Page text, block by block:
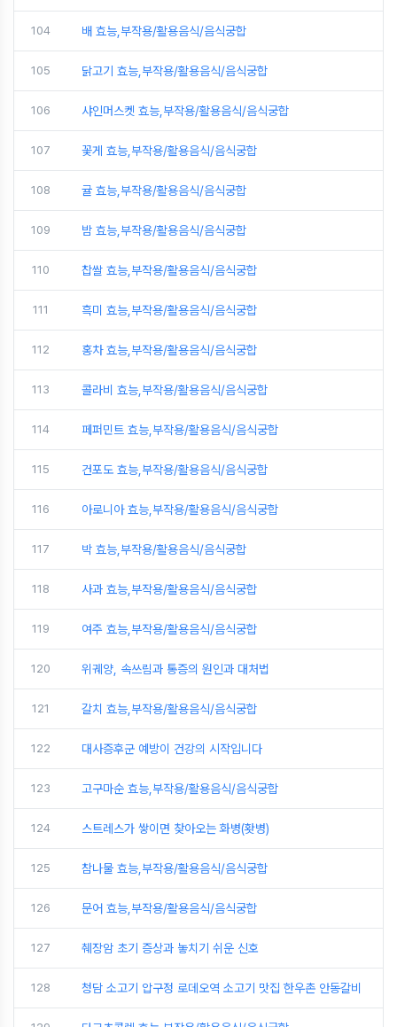
104 배 효능,부작용/활용음식/음식궁합
105 닭고기 효능,부작용/활용음식/음식궁합
106 샤인머스켓 효능,부작용/활용음식/음식궁합
107 꽃게 효능,부작용/활용음식/음식궁합
108 귤 효능,부작용/활용음식/음식궁합
109 밤 효능,부작용/활용음식/음식궁합
110 찹쌀 효능,부작용/활용음식/음식궁합
111 흑미 효능,부작용/활용음식/음식궁합
112 홍차 효능,부작용/활용음식/음식궁합
113 콜라비 효능,부작용/활용음식/음식궁합
114 페퍼민트 효능,부작용/활용음식/음식궁합
115 건포도 효능,부작용/활용음식/음식궁합
116 아로니아 효능,부작용/활용음식/음식궁합
117 박 효능,부작용/활용음식/음식궁합
118 사과 효능,부작용/활용음식/음식궁합
119 여주 효능,부작용/활용음식/음식궁합
120 위궤양, 속쓰림과 통증의 원인과 대처법
121 갈치 효능,부작용/활용음식/음식궁합
122 대사증후군 예방이 건강의 시작입니다
123 고구마순 효능,부작용/활용음식/음식궁합
124 스트레스가 쌓이면 찾아오는 화병(홧병)
125 참나물 효능,부작용/활용음식/음식궁합
126 문어 효능,부작용/활용음식/음식궁합
127 췌장암 초기 증상과 놓치기 쉬운 신호
128 청담 소고기 압구정 로데오역 소고기 맛집 한우촌 안동갈비